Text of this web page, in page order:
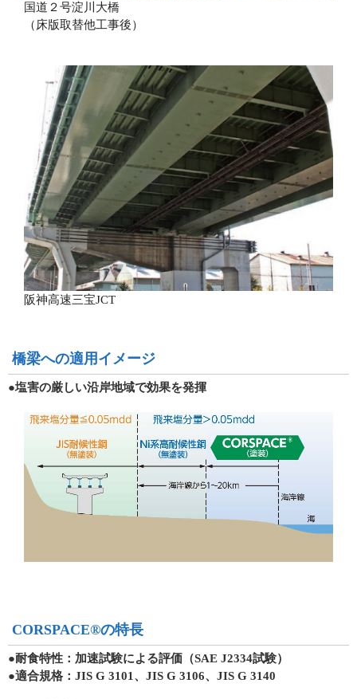
国道２号淀川大橋
（床版取替他工事後）
阪神高速三宝JCT
橋梁への適用イメージ
●塩害の厳しい沿岸地域で効果を発揮
CORSPACE®の特長
●耐食特性：加速試験による評価（SAE J2334試験）
●適合規格：JIS G 3101、JIS G 3106、JIS G 3140